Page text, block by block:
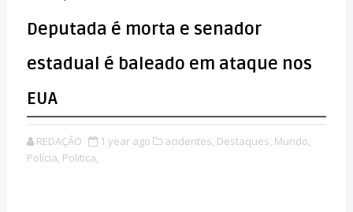
Deputada é morta e senador
estadual é baleado em ataque nos
EUA
REDAÇÃO 1 year ago acidentes, Destaques, Mundo,
Polícia, Politica,